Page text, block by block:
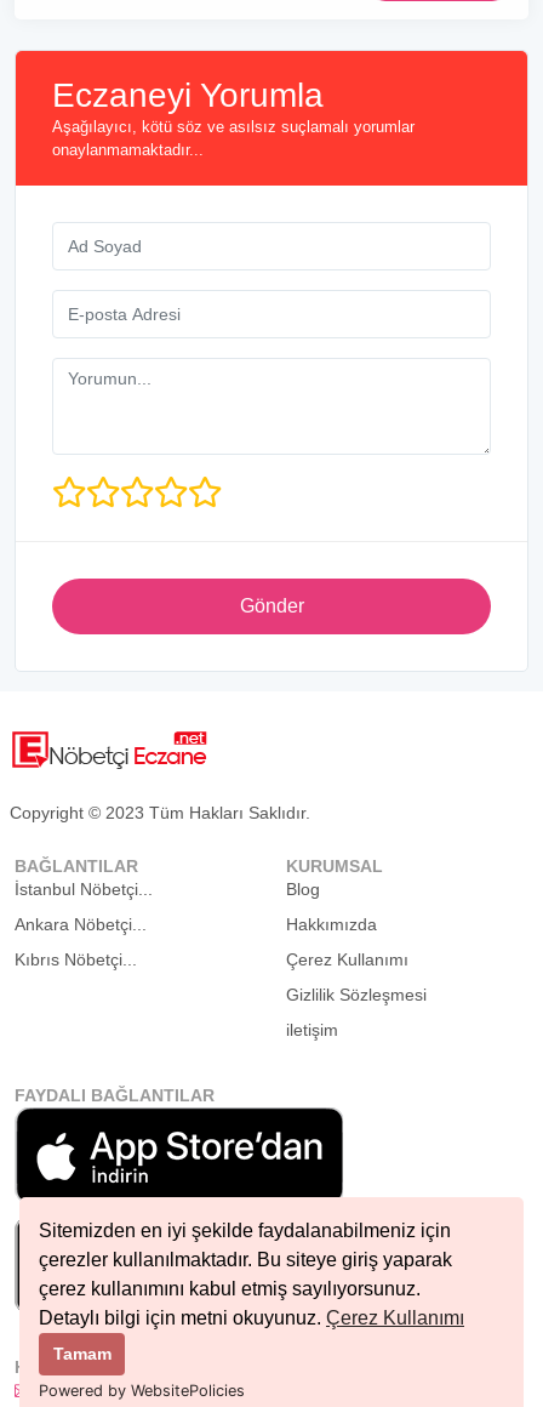
Sitemizden en iyi şekilde faydalanabilmeniz için
çerezler kullanılmaktadır. Bu siteye giriş yaparak
çerez kullanımını kabul etmiş sayılıyorsunuz.
Detaylı bilgi için metni okuyunuz. Çerez Kullanımı
Tamam
Powered by WebsitePolicies
Eczaneyi Yorumla
Aşağılayıcı, kötü söz ve asılsız suçlamalı yorumlar
onaylanmamaktadır...
Gönder
Copyright © 2023 Tüm Hakları Saklıdır.
BAĞLANTILAR
İstanbul Nöbetçi...
Ankara Nöbetçi...
Kıbrıs Nöbetçi...
KURUMSAL
Blog
Hakkımızda
Çerez Kullanımı
Gizlilik Sözleşmesi
iletişim
FAYDALI BAĞLANTILAR
HIZLI İLETIŞIM
info@nobetcieczane.net